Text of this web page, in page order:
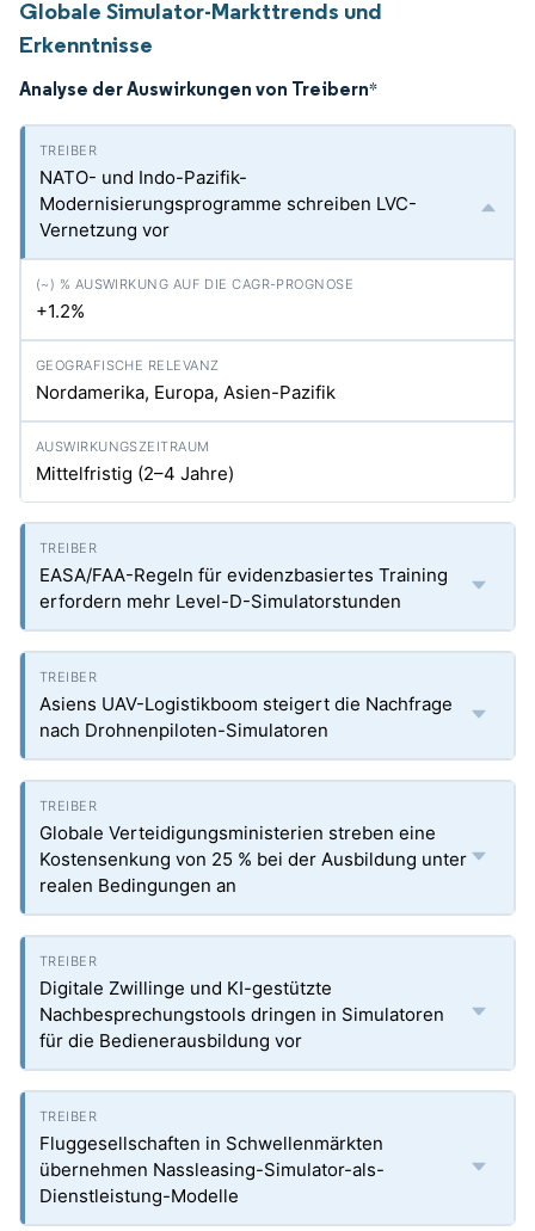
Globale Simulator-Markttrends und
Erkenntnisse
Analyse der Auswirkungen von Treibern*
NATO- und Indo-Pazifik-
Modernisierungsprogramme schreiben LVC-
Vernetzung vor
+1.2%
Nordamerika, Europa, Asien-Pazifik
Mittelfristig (2–4 Jahre)
EASA/FAA-Regeln für evidenzbasiertes Training
erfordern mehr Level-D-Simulatorstunden
Asiens UAV-Logistikboom steigert die Nachfrage
nach Drohnenpiloten-Simulatoren
Globale Verteidigungsministerien streben eine
Kostensenkung von 25 % bei der Ausbildung unter
realen Bedingungen an
Digitale Zwillinge und KI-gestützte
Nachbesprechungstools dringen in Simulatoren
für die Bedienerausbildung vor
Fluggesellschaften in Schwellenmärkten
übernehmen Nassleasing-Simulator-als-
Dienstleistung-Modelle